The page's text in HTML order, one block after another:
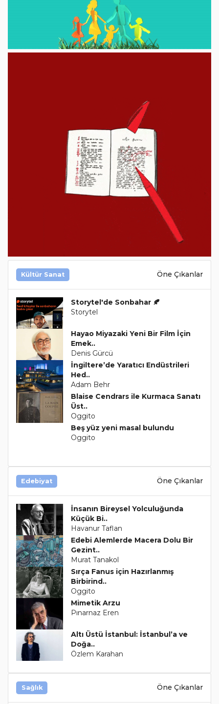
Kültür Sanat Öne Çıkanlar
Storytel'de Sonbahar 🍂
Storytel
Hayao Miyazaki Yeni Bir Film İçin
Emek..
Denis Gürcü
İngiltere’de Yaratıcı Endüstrileri
Hed..
Adam Behr
Blaise Cendrars ile Kurmaca Sanatı
Üst..
Oggito
Beş yüz yeni masal bulundu
Oggito
Edebiyat Öne Çıkanlar
İnsanın Bireysel Yolculuğunda
Küçük Bi..
Havanur Taflan
Edebi Alemlerde Macera Dolu Bir
Gezint..
Murat Tanakol
Sırça Fanus için Hazırlanmış
Birbirind..
Oggito
Mimetik Arzu
Pınarnaz Eren
Altı Üstü İstanbul: İstanbul’a ve
Doğa..
Özlem Karahan
Sağlık Öne Çıkanlar